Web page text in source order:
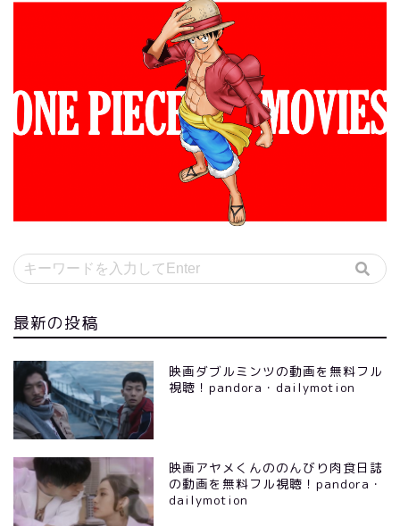
最新の投稿
映画ダブルミンツの動画を無料フル
視聴！pandora・dailymotion
映画アヤメくんののんびり肉食日誌
の動画を無料フル視聴！pandora・
dailymotion